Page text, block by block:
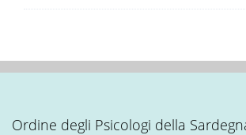
Ordine degli Psicologi della